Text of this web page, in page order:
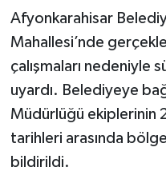
Afyonkarahisar
Mahallesi’nde
çalışmaları nedeniyle
uyardı. Belediyeye
Müdürlüğü ekiplerinin
tarihleri arasında
bildirildi.